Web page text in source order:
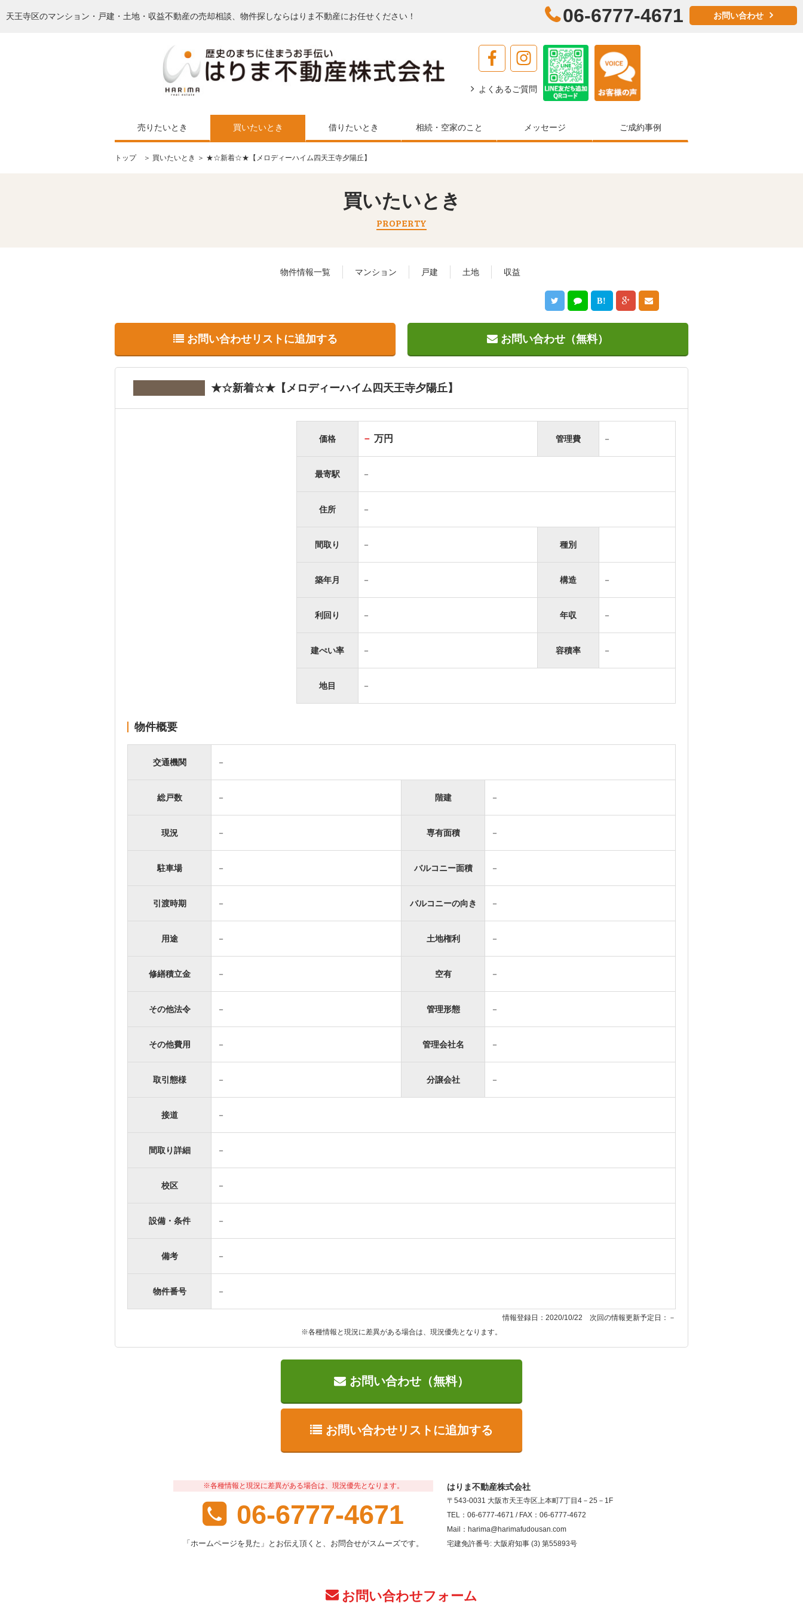
天王寺区のマンション・戸建・土地・収益不動産の売却相談、物件探しならはりま不動産にお任せください！ 06-6777-4671 お問い合わせ
よくあるご質問
売りたいとき 買いたいとき 借りたいとき 相続・空家のこと メッセージ ご成約事例
トップ＞ 買いたいとき ＞ ★☆新着☆★【メロディーハイム四天王寺夕陽丘】
買いたいとき
PROPERTY
物件情報一覧 マンション 戸建 土地 収益
B!
お問い合わせリストに追加する お問い合わせ（無料）
★☆新着☆★【メロディーハイム四天王寺夕陽丘】
価格 － 万円 管理費 －
最寄駅 －
住所 －
間取り － 種別
築年月 － 構造 －
利回り － 年収 －
建ぺい率 － 容積率 －
地目 －
物件概要
交通機関 －
総戸数 － 階建 －
現況 － 専有面積 －
駐車場 － バルコニー面積 －
引渡時期 － バルコニーの向き －
用途 － 土地権利 －
修繕積立金 － 空有 －
その他法令 － 管理形態 －
その他費用 － 管理会社名 －
取引態様 － 分譲会社 －
接道 －
間取り詳細 －
校区 －
設備・条件 －
備考 －
物件番号 －
情報登録日：2020/10/22 次回の情報更新予定日：－
※各種情報と現況に差異がある場合は、現況優先となります。
お問い合わせ（無料）
お問い合わせリストに追加する
※各種情報と現況に差異がある場合は、現況優先となります。
06-6777-4671
「ホームページを見た」とお伝え頂くと、お問合せがスムーズです。
はりま不動産株式会社
〒543-0031 大阪市天王寺区上本町7丁目4－25－1F
TEL：06-6777-4671 / FAX：06-6777-4672
Mail：harima@harimafudousan.com
宅建免許番号: 大阪府知事 (3) 第55893号
お問い合わせフォーム